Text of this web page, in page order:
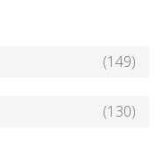
(149)
(130)